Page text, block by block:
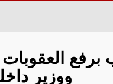
برفع
ووزير